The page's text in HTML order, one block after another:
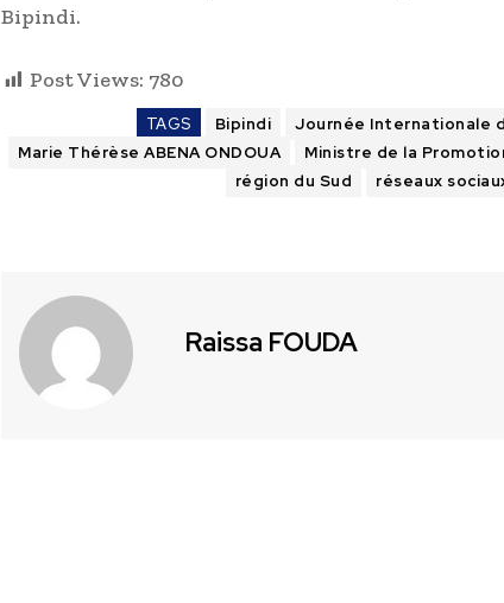
Bipindi.
Post Views: 780
TAGS Bipindi
Journée Internationale
Marie Thérèse ABENA ONDOUA
Ministre de la
région du Sud
réseaux
Raissa FOUDA